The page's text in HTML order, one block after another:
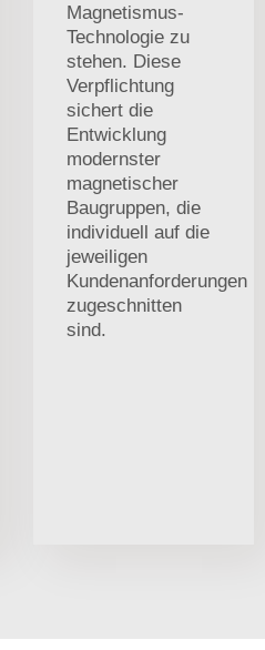
Magnetismus-
Technologie zu
stehen. Diese
Verpflichtung
sichert die
Entwicklung
modernster
magnetischer
Baugruppen, die
individuell auf die
jeweiligen
Kundenanforderungen
zugeschnitten
sind.